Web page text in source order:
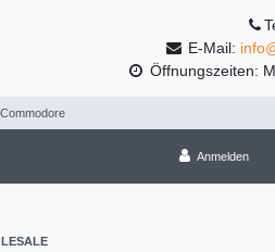
E-Mail:
Öffnungszeiten:
Anmelden